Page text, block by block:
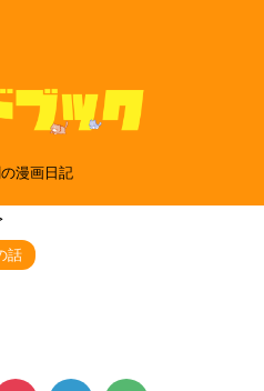
漫画日記
話